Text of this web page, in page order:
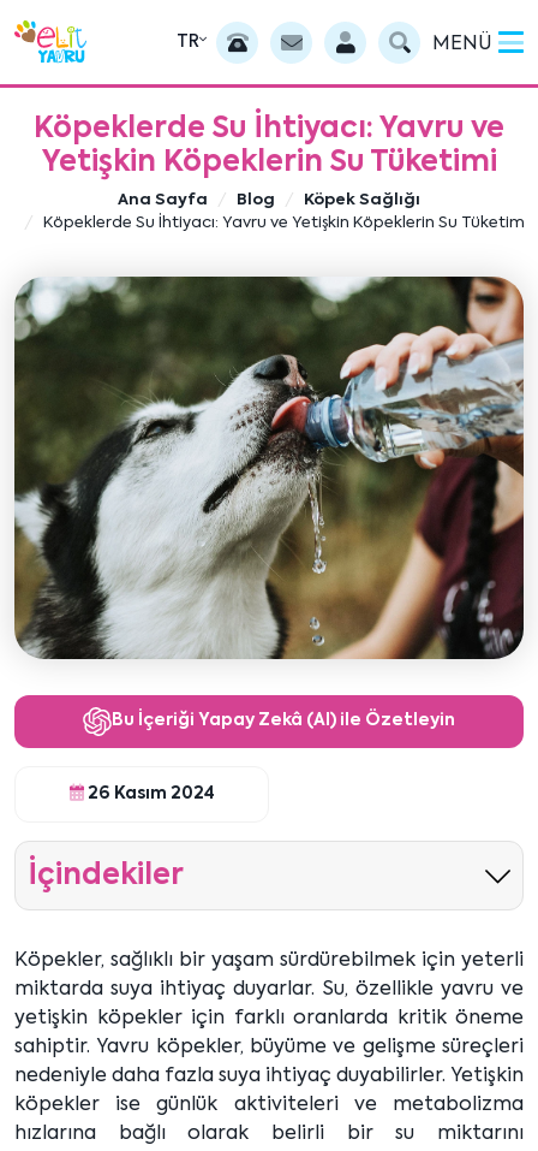
TR MENÜ
Köpeklerde Su İhtiyacı: Yavru ve
Yetişkin Köpeklerin Su Tüketimi
Ana Sayfa Blog
Köpek Sağlığı
Köpeklerde Su İhtiyacı: Yavru ve Yetişkin Köpeklerin Su Tüketimi
Bu İçeriği Yapay Zekâ (AI) ile Özetleyin
26 Kasım 2024
İçindekiler
Köpekler, sağlıklı bir yaşam sürdürebilmek için yeterli
miktarda suya ihtiyaç duyarlar. Su, özellikle yavru ve
yetişkin köpekler için farklı oranlarda kritik öneme
sahiptir. Yavru köpekler, büyüme ve gelişme süreçleri
nedeniyle daha fazla suya ihtiyaç duyabilirler. Yetişkin
köpekler ise günlük aktiviteleri ve metabolizma
hızlarına bağlı olarak belirli bir su miktarını